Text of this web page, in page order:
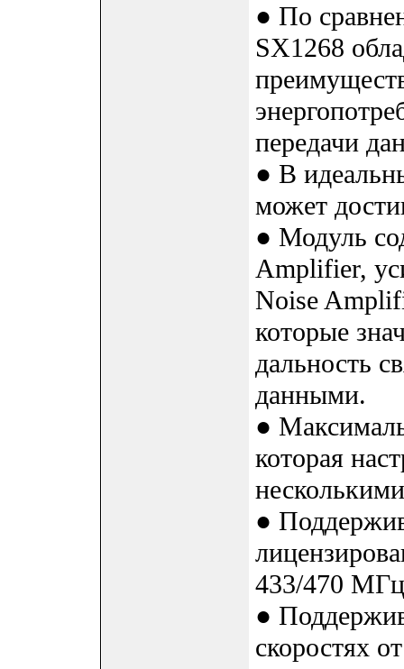
● По
SX1268
передачи
● В
может
● Модуль
Amplifier,
Noise
которые
дальность
данными.
●
которая
●
433/470
●
скоростях